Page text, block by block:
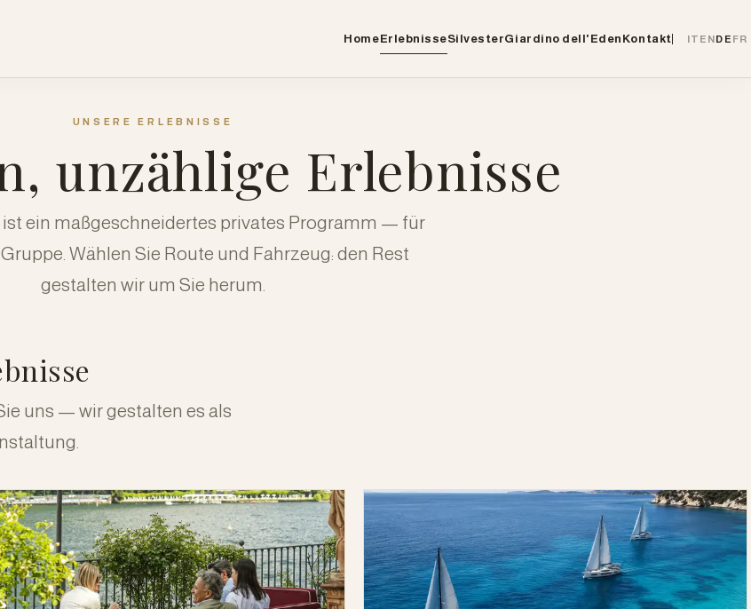
HomeErlebnisseSilvesterGiardino dell'Eden Kontakt IT ENDE FR
UNSERE ERLEBNISSE
unzählige Erlebnisse
ist ein maßgeschneidertes privates Programm — für
Wählen Sie Route und Fahrzeug: den Rest
gestalten wir um Sie herum.
uns — wir gestalten es als